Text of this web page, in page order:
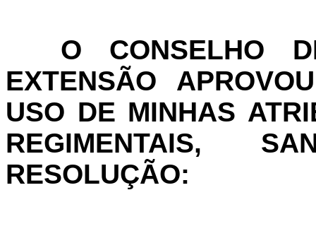
O CONSELHO
EXTENSÃO
USO DE MINHAS
REGIMENTAIS,
RESOLUÇÃO: